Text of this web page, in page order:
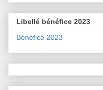
Libellé bénéfice 2023
Bénéfice 2023